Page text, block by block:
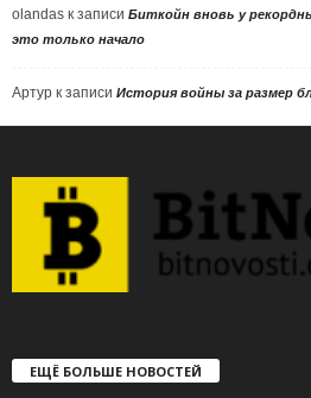
olandas к записи Биткойн вновь у
это только начало
Артур к записи История войны за размер
ЕЩЁ БОЛЬШЕ НОВОСТЕЙ